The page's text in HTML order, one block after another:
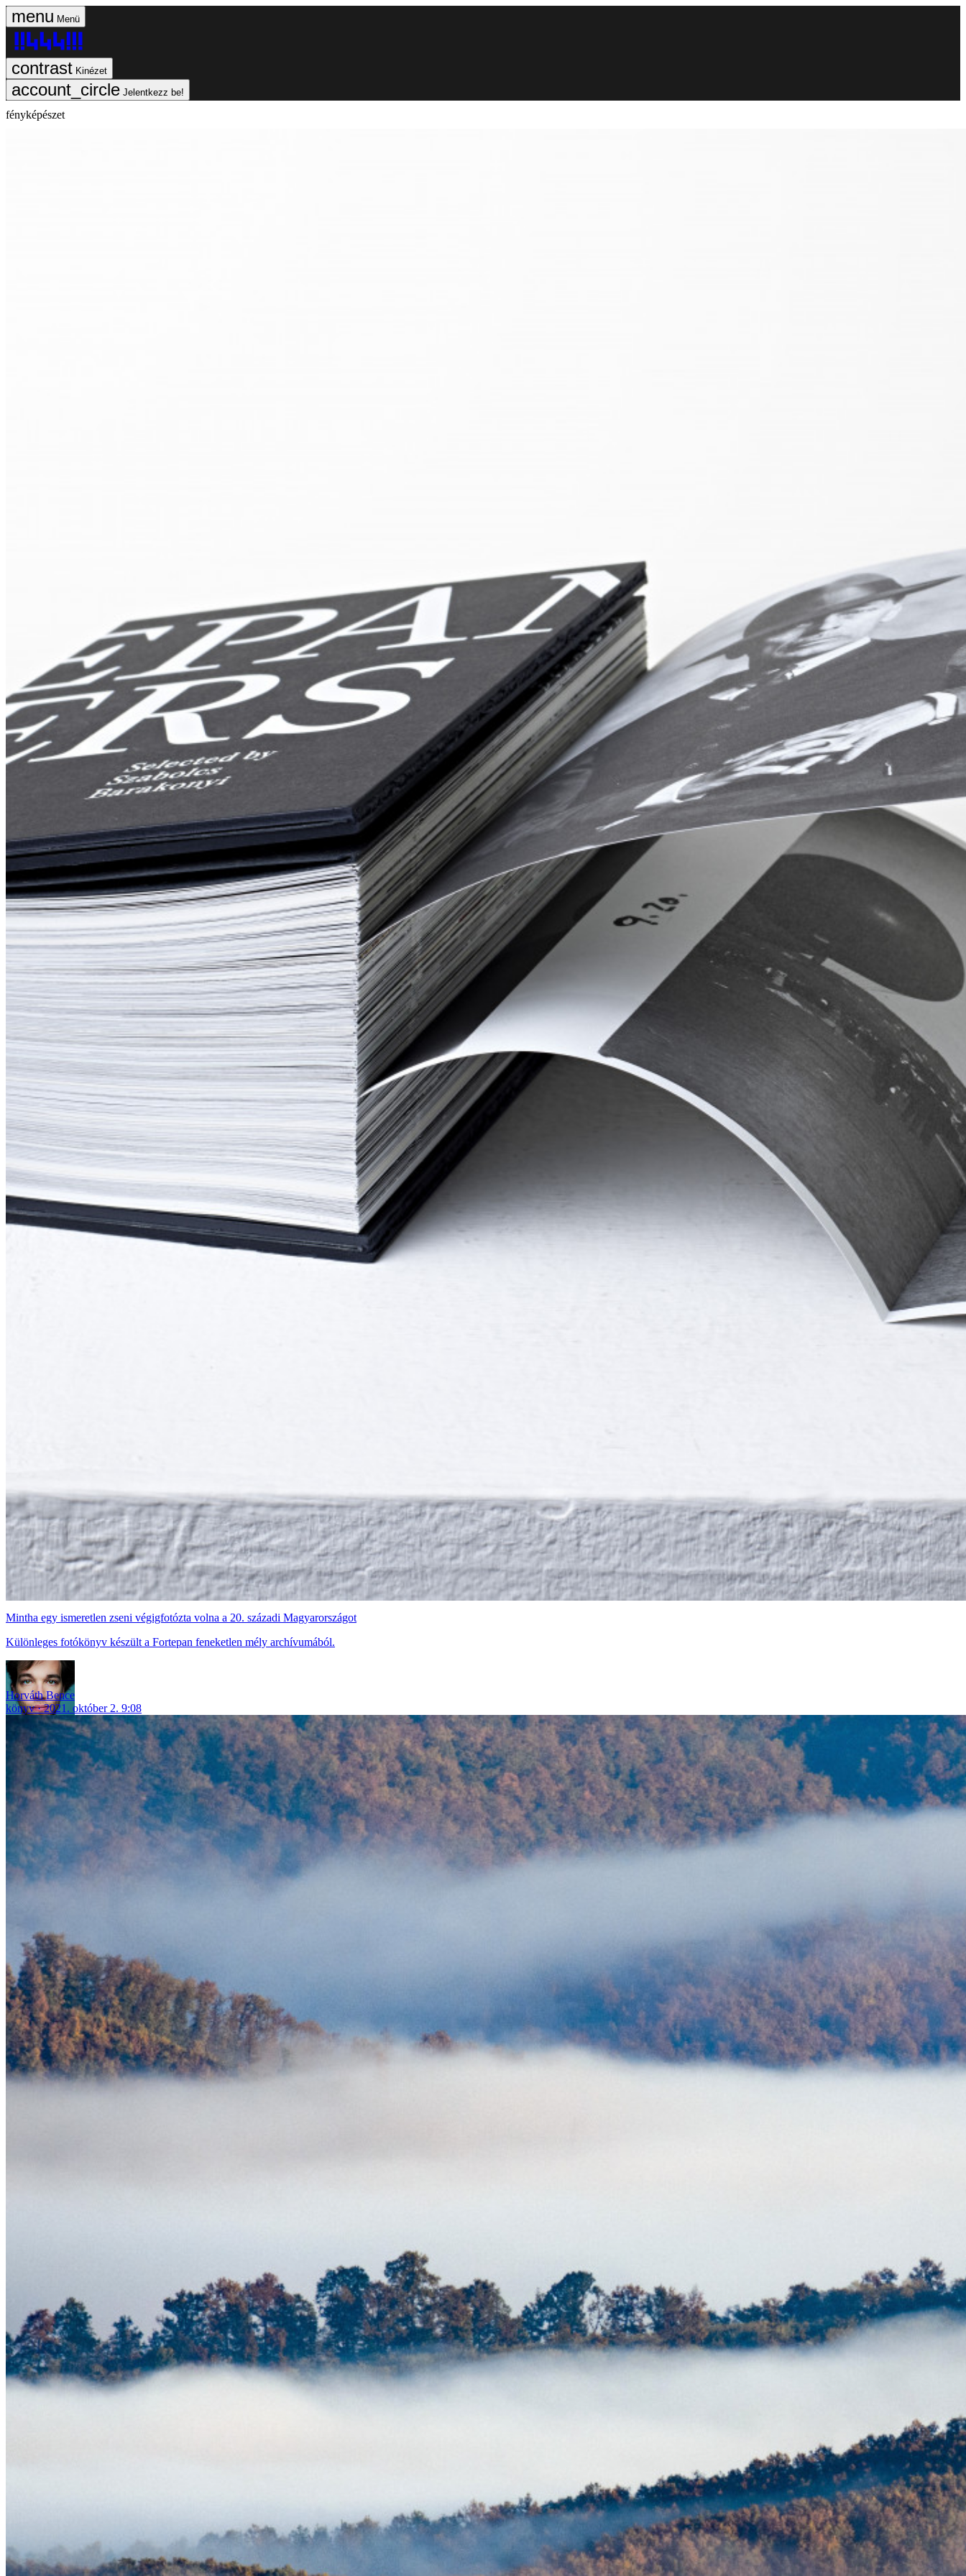
Menü
Kinézet
Jelentkezz be!
fényképészet
Mintha egy ismeretlen zseni végigfotózta volna a 20. századi Magyarországot
Különleges fotókönyv készült a Fortepan feneketlen mély archívumából.
Horváth Bence
könyv
2021. október 2. 9:08